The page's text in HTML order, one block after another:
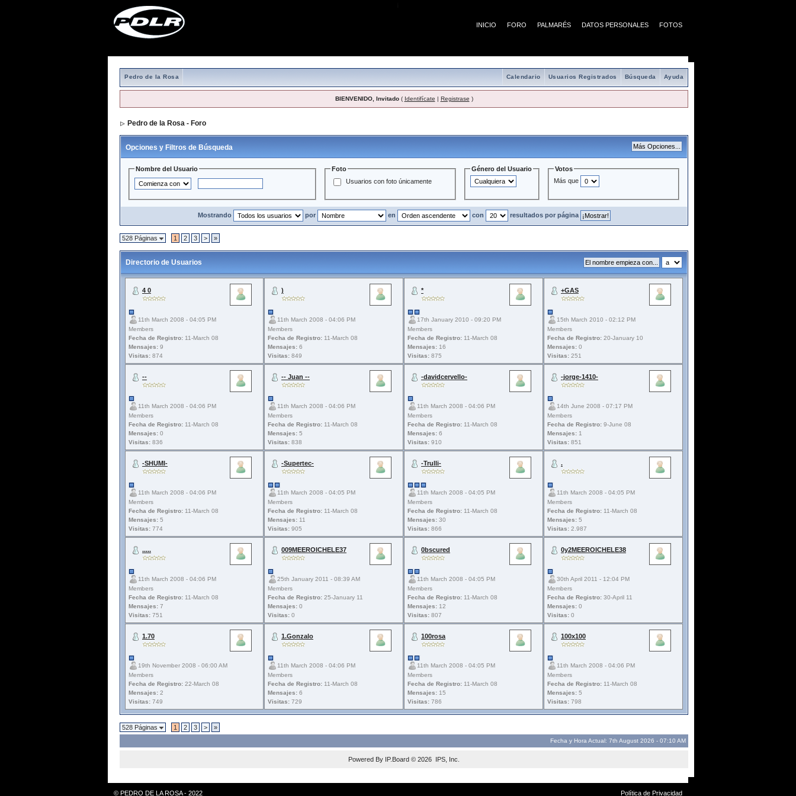
INICIO FORO PALMARÉS DATOS PERSONALES FOTOS
Pedro de la Rosa Ayuda
Búsqueda
Usuarios Registrados
Calendario
BIENVENIDO, Invitado( Identifícate | Registrase )
Pedro de la Rosa - Foro
Opciones y Filtros de Búsqueda
Nombre del Usuario
Foto
Usuarios con foto únicamente
Género del Usuario
Votos
Más que
Mostrando por en con resultados por página
528 Páginas 1 2 3 > »
Directorio de Usuarios
4 0
11th March 2008 - 04:05 PM
Members
Fecha de Registro: 11-March 08
Mensajes: 9
Visitas: 874
)
11th March 2008 - 04:06 PM
Members
Fecha de Registro: 11-March 08
Mensajes: 6
Visitas: 849
*
17th January 2010 - 09:20 PM
Members
Fecha de Registro: 11-March 08
Mensajes: 16
Visitas: 875
+GAS
15th March 2010 - 02:12 PM
Members
Fecha de Registro: 20-January 10
Mensajes: 0
Visitas: 251
--
11th March 2008 - 04:06 PM
Members
Fecha de Registro: 11-March 08
Mensajes: 0
Visitas: 836
-- Juan --
11th March 2008 - 04:06 PM
Members
Fecha de Registro: 11-March 08
Mensajes: 5
Visitas: 838
-davidcervello-
11th March 2008 - 04:06 PM
Members
Fecha de Registro: 11-March 08
Mensajes: 6
Visitas: 910
-jorge-1410-
14th June 2008 - 07:17 PM
Members
Fecha de Registro: 9-June 08
Mensajes: 1
Visitas: 851
-SHUMI-
11th March 2008 - 04:06 PM
Members
Fecha de Registro: 11-March 08
Mensajes: 5
Visitas: 774
-Supertec-
11th March 2008 - 04:05 PM
Members
Fecha de Registro: 11-March 08
Mensajes: 11
Visitas: 905
-Trulli-
11th March 2008 - 04:05 PM
Members
Fecha de Registro: 11-March 08
Mensajes: 30
Visitas: 866
.
11th March 2008 - 04:05 PM
Members
Fecha de Registro: 11-March 08
Mensajes: 5
Visitas: 2.987
.....
11th March 2008 - 04:06 PM
Members
Fecha de Registro: 11-March 08
Mensajes: 7
Visitas: 751
009MEEROICHELE37
25th January 2011 - 08:39 AM
Members
Fecha de Registro: 25-January 11
Mensajes: 0
Visitas: 0
0bscured
11th March 2008 - 04:05 PM
Members
Fecha de Registro: 11-March 08
Mensajes: 12
Visitas: 807
0y2MEEROICHELE38
30th April 2011 - 12:04 PM
Members
Fecha de Registro: 30-April 11
Mensajes: 0
Visitas: 0
1.70
19th November 2008 - 06:00 AM
Members
Fecha de Registro: 22-March 08
Mensajes: 2
Visitas: 749
1.Gonzalo
11th March 2008 - 04:06 PM
Members
Fecha de Registro: 11-March 08
Mensajes: 6
Visitas: 729
100rosa
11th March 2008 - 04:05 PM
Members
Fecha de Registro: 11-March 08
Mensajes: 15
Visitas: 786
100x100
11th March 2008 - 04:06 PM
Members
Fecha de Registro: 11-March 08
Mensajes: 5
Visitas: 798
528 Páginas 1 2 3 > »
Fecha y Hora Actual: 7th August 2026 - 07:10 AM
Powered By IP.Board © 2026 IPS, Inc
© PEDRO DE LA ROSA - 2022 Política de Privacidad